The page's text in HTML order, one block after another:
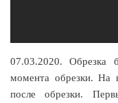
07.03.2020.
момента обрезки. На
после обрезки.